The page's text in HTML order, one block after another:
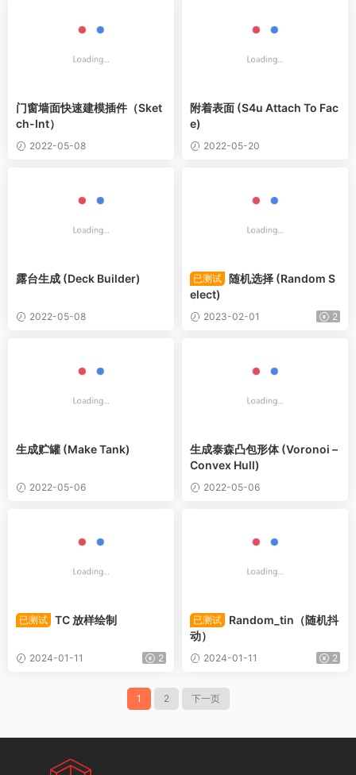
门窗墙面快速建模插件（Sket
ch-Int）
2022-05-08
附着表面 (S4u Attach To Fac
e)
2022-05-20
露台生成 (Deck Builder)
2022-05-08
已测试 随机选择 (Random S
elect)
2023-02-01 2
生成贮罐 (Make Tank)
2022-05-06
生成泰森凸包形体 (Voronoi –
Convex Hull)
2022-05-06
已测试 TC 放样绘制
2024-01-11 2
已测试
Random_tin（随机抖
动）
2024-01-11 2
1 2 下一页